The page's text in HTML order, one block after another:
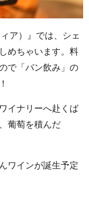
ア）』では、シェ
めちゃいます。料
で「パン飲み」の
イナリーへ赴くば
葡萄を積んだ
ワインが誕生予定